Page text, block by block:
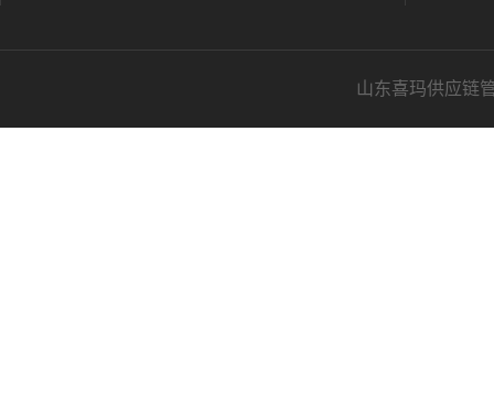
山东喜玛供应链